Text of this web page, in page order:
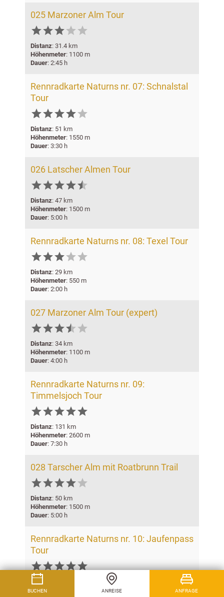
025 Marzoner Alm Tour
 
Distanz: 31.4 km
Höhenmeter: 1100 m
Dauer: 2:45 h
Rennradkarte Naturns nr. 07: Schnalstal
Tour


Distanz: 51 km
Höhenmeter: 1550 m
Dauer: 3:30 h
026 Latscher Almen Tour


Distanz: 47 km
Höhenmeter: 1500 m
Dauer: 5:00 h
Rennradkarte Naturns nr. 08: Texel Tour

Distanz: 29 km
Höhenmeter: 550 m
Dauer: 2:00 h
027 Marzoner Alm Tour (expert)
 

Distanz: 34 km
Höhenmeter: 1100 m
Dauer: 4:00 h
Rennradkarte Naturns nr. 09:
Timmelsjoch Tour


Distanz: 131 km
Höhenmeter: 2600 m
Dauer: 7:30 h
028 Tarscher Alm mit Roatbrunn Trail


Distanz: 50 km
Höhenmeter: 1500 m
Dauer: 5:00 h
Rennradkarte Naturns nr. 10: Jaufenpass
Tour


Höhenmeter
BUCHEN ANREISE ANFRAGE